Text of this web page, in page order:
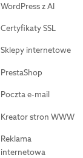
WordPress z AI
Certyfikaty SSL
Sklepy internetowe
PrestaShop
Poczta e-mail
Kreator stron WWW
Reklama
internetowa